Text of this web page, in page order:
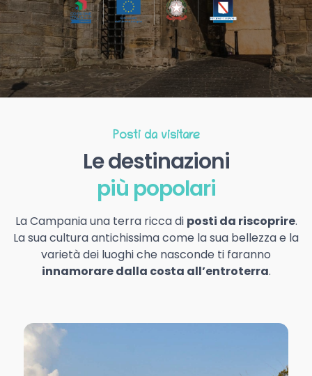
Posti da visitare
Le destinazioni
più popolari
La Campania una terra ricca di posti da riscoprire.
La sua cultura antichissima come la sua bellezza e la
varietà dei luoghi che nasconde ti faranno
innamorare dalla costa all’entroterra.